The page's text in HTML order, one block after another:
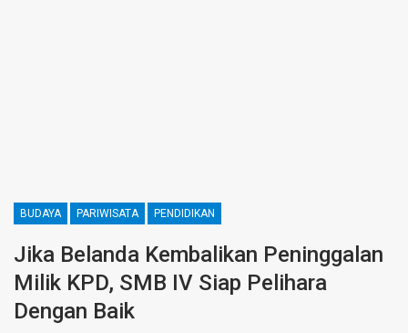
BUDAYA PARIWISATA PENDIDIKAN
Jika Belanda Kembalikan Peninggalan
Milik KPD, SMB IV Siap Pelihara
Dengan Baik